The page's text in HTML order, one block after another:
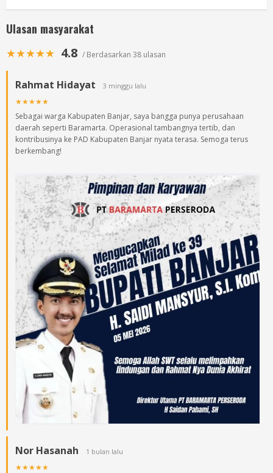
Ulasan masyarakat
★★★★★ 4.8 / Berdasarkan 38 ulasan
Rahmat Hidayat 3 minggu lalu
★★★★★
Sebagai warga Kabupaten Banjar, saya bangga punya perusahaan
daerah seperti Baramarta. Operasional tambangnya tertib, dan
kontribusinya ke PAD Kabupaten Banjar nyata terasa. Semoga terus
berkembang!
Nor Hasanah 1 bulan lalu
★★★★★